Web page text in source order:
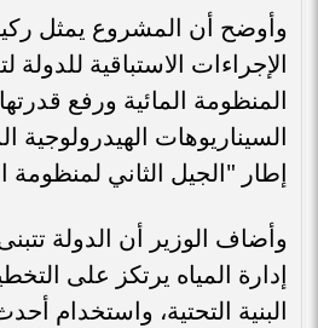
وأوضح أن المشروع يمثل
الإجراءات الاستباقية للدولة
المنظومة المائية ورفع
السيناريوهات الهيدرولوجية
إطار "الجيل الثاني لمنظومة
وأضاف الوزير أن الدولة
إدارة المياه يرتكز على
البنية التحتية، واستخدام